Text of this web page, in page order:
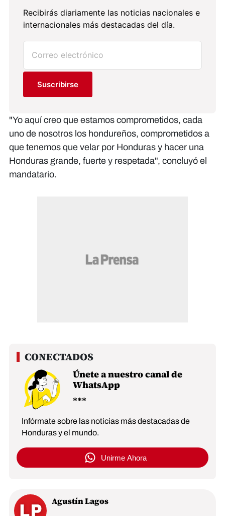
Recibirás diariamente las noticias nacionales e
internacionales más destacadas del día.
Suscribirse
"Yo aquí creo que estamos comprometidos, cada
uno de nosotros los hondureños, comprometidos a
que tenemos que velar por Honduras y hacer una
Honduras grande, fuerte y respetada", concluyó el
mandatario.
Únete a nuestro canal de
WhatsApp
Infórmate sobre las noticias más destacadas de
Honduras y el mundo.
Unirme Ahora
Agustín Lagos